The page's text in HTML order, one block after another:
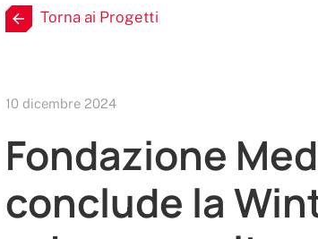
Torna ai Progetti
10 dicembre 2024
Fondazione
conclude la